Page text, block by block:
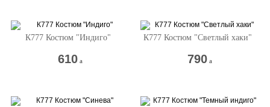
К777 Костюм "Индиго"
610 a
К777 Костюм "Светлый хаки"
790 a